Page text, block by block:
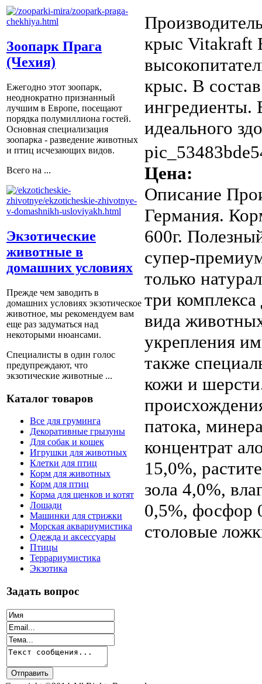
Зоопарк Прага
(Чехия)
Ежегодно этот зоопарк,
неоднократно признанный
лучшим в Европе, посещают
порядка полумиллиона гостей.
Основная специализация
зоопарка - разведение животных
и птиц исчезающих видов.
Всего на ...
Экзотические
животные в
домашних условиях
Прежде чем заводить в
домашних условиях экзотическое
животное, мы рекомендуем вам
еще раз задуматься над
некоторыми нюансами.
Специалисты в один голос
предупреждают, что
экзотические животные ...
Каталог товаров
Все для груминга
Декоративные грызуны
Для собак и кошек
Игрушки для животных
Клетки для птиц
Корм для животных
Корм для птиц
Корма для щенков и котят
Лошади
Машинки для стрижки
Морская аквариумистика
Одежда и аксессуары
Птицы
Террариумистика
Экзотика
Задать вопрос
крыс Vitakraft
крыс. В
ингредиенты.
идеального
Цена:
Описание
Германия.
600г.
супер-
только
три
вида
укрепления
также
кожи и
патока,
концентрат
15,0%,
зола 4,0%,
0,5%, фосфор
столовые